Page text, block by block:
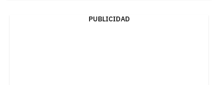
PUBLICIDAD